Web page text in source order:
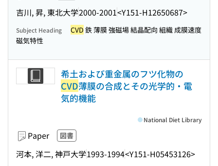
吉川, 昇, 東北大学2000-2001<Y151-H12650687>
Subject Heading CVD 鉄 薄膜 強磁場 結晶配向 組織 成膜速度
磁気特性
希土および重金属のフツ化物の
CVD薄膜の合成とその光学的・電
気的機能
Paper 図書
河本, 洋二, 神戸大学1993-1994<Y151-H05453126>
National Diet Library